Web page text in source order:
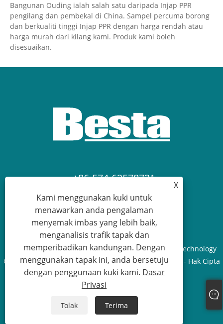
Bangunan Ouding ialah salah satu daripada Injap PPR
pengilang dan pembekal di China. Sampel percuma borong
dan berkualiti tinggi Injap PPR dengan harga rendah atau
harga murah dari kilang kami. Produk kami boleh
disesuaikan.
+86-574-62578731
devy@albestahk.com
Hak Cipta © 2022 Ningbo Ouding Building Material Technology
Co., Ltd. - Paip PPR, Pemasangan PPR, Acuan Suntikan - Hak Cipta
Terpelihara
Sitemap RSS
X
Kami menggunakan kuki untuk
menawarkan anda pengalaman
menyemak imbas yang lebih baik,
menganalisis trafik tapak dan
memperibadikan kandungan. Dengan
menggunakan tapak ini, anda bersetuju
dengan penggunaan kuki kami. Dasar
Privasi
Tolak Terima